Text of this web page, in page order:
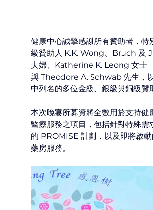
健康中心誠摯感謝所有贊助者，特
級贊助人 K.K. Wong、Bruch 及
夫婦、Katherine K. Leong 女士
與 Theodore A. Schwab 先生，
中列名的多位金級、銀級與銅級贊
本次晚宴所募資將全數用於支持健
醫療服務之項目，包括針對特殊需
的 PROMISE 計劃，以及即將啟
藥房服務。